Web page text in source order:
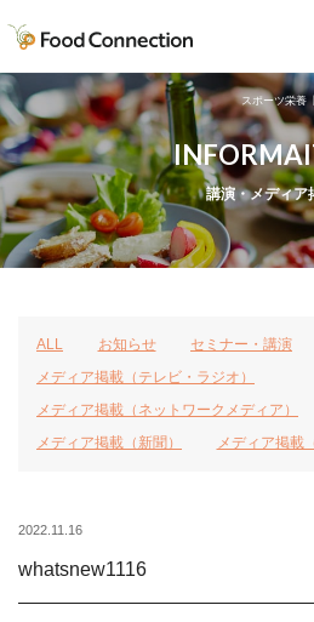
スポーツ栄養
講演・メディア
ALL お知らせ
セミナー・講演
メディア掲載（テレビ・ラジオ）
メディア掲載（ネットワークメディア）
メディア掲載（新聞）
メディア掲載
2022.11.16
whatsnew1116